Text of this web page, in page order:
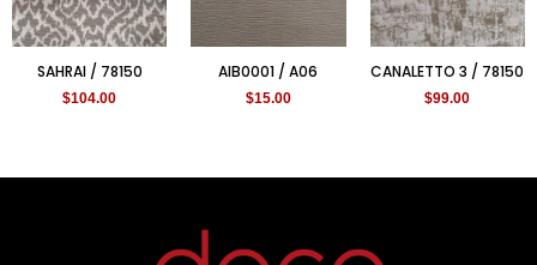
SAHRAI / 78150
$104.00
AIB0001 / A06
$15.00
CANALETTO 3 / 78150
$99.00